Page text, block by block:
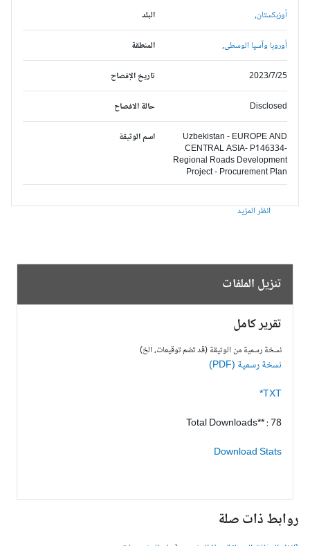
البلد أوزبكستان,
المنطقة أوروبا وآسيا الوسطى,
تاريخ الإفصاح 2023/7/25
حالة الافصاح Disclosed
اسم الوثيقة
Uzbekistan - EUROPE AND
CENTRAL ASIA- P146334-
Regional Roads Development
Project - Procurement Plan
انظر المزيد
تنزيل الملفات
تقرير كامل
نسخة رسمية من الوثيقة (قد تضم توقيعات، الخ)
نسخة رسمية (PDF)
TXT*
Total Downloads** : 78
Download Stats
روابط ذات صلة